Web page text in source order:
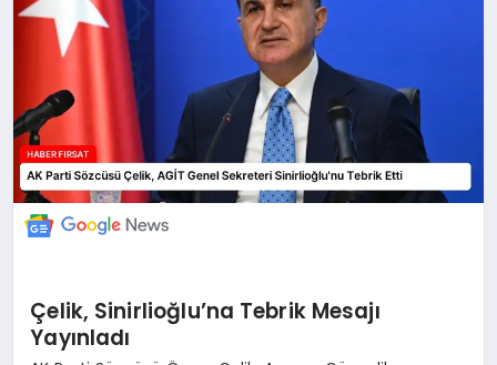
DÜNYA
Çelik, Sinirlioğlu’na Tebrik Mesajı
Yayınladı